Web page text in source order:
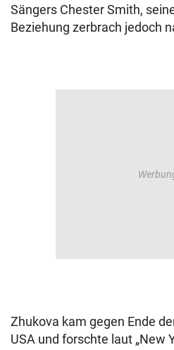
Sängers Chester Smith,
Beziehung zerbrach jedoch
Zhukova kam gegen Ende
USA und forschte laut „New